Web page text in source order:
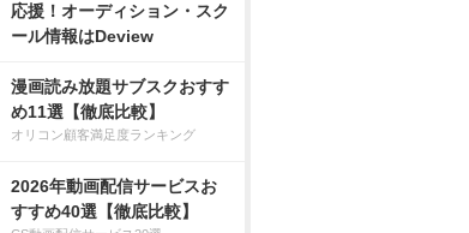
応援！オーディション・スク
ール情報はDeview
漫画読み放題サブスクおすす
め11選【徹底比較】
オリコン顧客満足度ランキング
2026年動画配信サービスお
すすめ40選【徹底比較】